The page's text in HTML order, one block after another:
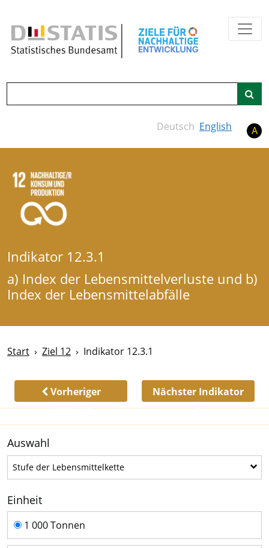
Deutsch English A
Indikator 12.3.1
a) Index der Lebensmittelverluste und b)
Index der Lebensmittelabfälle
Start Ziel 12 Indikator 12.3.1
Vorheriger
Indikator
Nächster Indikator
Auswahl
Stufe der LebensmittelketteStufe der Lebensmittelkette
Einheit
Einheit
1 000 Tonnen